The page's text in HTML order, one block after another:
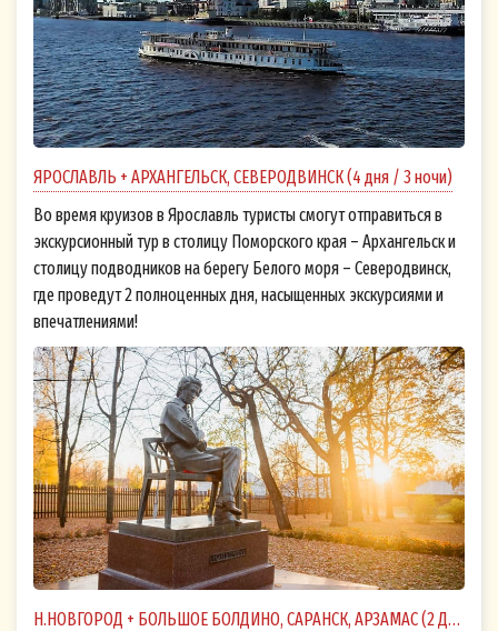
ЯРОСЛАВЛЬ + АРХАНГЕЛЬСК, СЕВЕРОДВИНСК (4 дня / 3 ночи)
Во время круизов в Ярославль туристы смогут отправиться в
экскурсионный тур в столицу Поморского края – Архангельск и
столицу подводников на берегу Белого моря – Северодвинск,
где проведут 2 полноценных дня, насыщенных экскурсиями и
впечатлениями!
Н.НОВГОРОД + БОЛЬШОЕ БОЛДИНО, САРАНСК, АРЗАМАС (2 ДНЯ)